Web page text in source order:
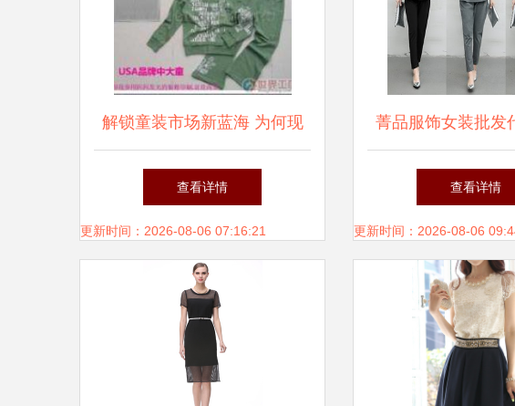
解锁童装市场新蓝海 为何现
在是加入外贸童装代理的最佳
时机？
查看详情
更新时间：2026-08-06 07:16:21
菁品服饰女装批发
式网店货源新选择
千亿女装市
查看详情
更新时间：2026-08-06